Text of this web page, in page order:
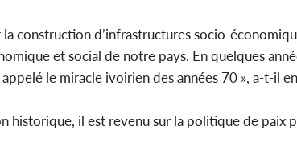
la construction d’infrastructures socio-
et social de notre pays. En quelques
le miracle ivoirien des années 70 », a-t-il
historique, il est revenu sur la politique de paix